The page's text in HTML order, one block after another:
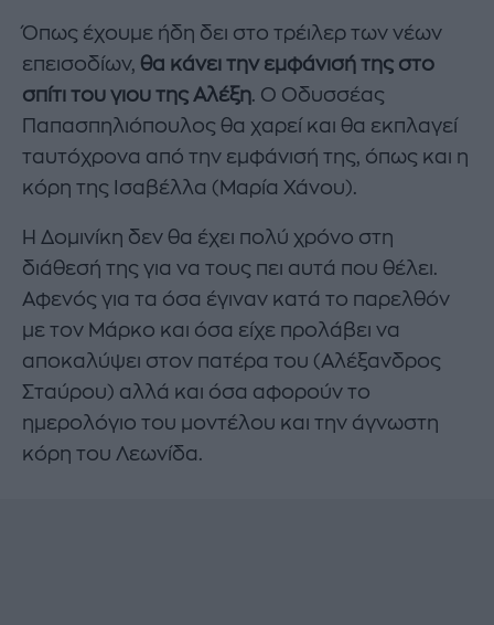
Όπως έχουμε ήδη δει στο τρέιλερ των νέων
επεισοδίων, θα κάνει την εμφάνισή της στο
σπίτι του γιου της Αλέξη. Ο Οδυσσέας
Παπασπηλιόπουλος θα χαρεί και θα εκπλαγεί
ταυτόχρονα από την εμφάνισή της, όπως και η
κόρη της Ισαβέλλα (Μαρία Χάνου).
Η Δομινίκη δεν θα έχει πολύ χρόνο στη
διάθεσή της για να τους πει αυτά που θέλει.
Αφενός για τα όσα έγιναν κατά το παρελθόν
με τον Μάρκο και όσα είχε προλάβει να
αποκαλύψει στον πατέρα του (Αλέξανδρος
Σταύρου) αλλά και όσα αφορούν το
ημερολόγιο του μοντέλου και την άγνωστη
κόρη του Λεωνίδα.